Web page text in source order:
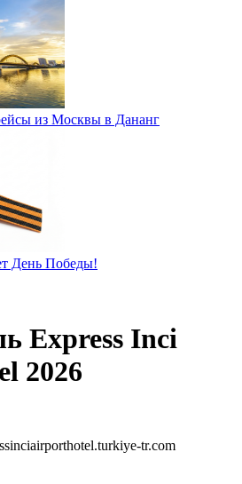
из Москвы в Дананг
День Победы!
Express Inci
2026
tr.com